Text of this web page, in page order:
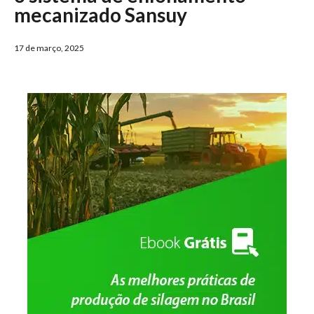
mecanizado Sansuy
17 de março, 2025